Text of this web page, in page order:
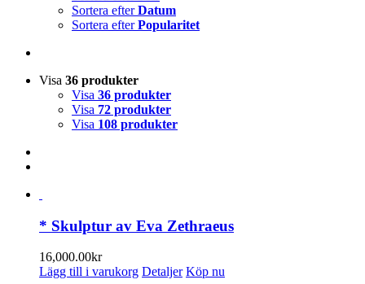
Sortera efterDatum
Sortera efterPopularitet
Visa 36 produkter
Visa 36 produkter
Visa 72 produkter
Visa 108 produkter
* Skulptur av Eva Zethraeus
16,000.00kr
Lägg till i varukorg Detaljer Köp nu